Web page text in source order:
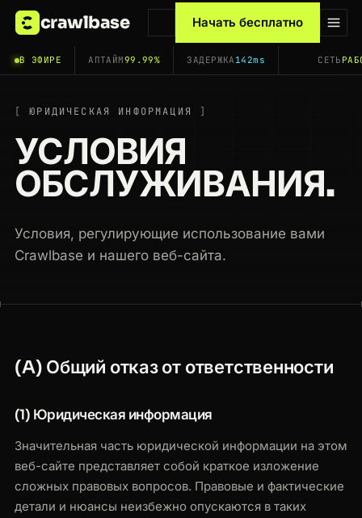
crawlbase Начать бесплатно
В ЭФИРЕ АПТАЙМ99.99% ЗАДЕРЖКА 142ms СЕТЬ
ЮРИДИЧЕСКАЯ ИНФОРМАЦИЯ
УСЛОВИЯ
ОБСЛУЖИВАНИЯ.
Условия, регулирующие использование вами
Crawlbase и нашего веб-сайта.
(A) Общий отказ от ответственности
(1) Юридическая информация
Значительная часть юридической информации на этом
веб-сайте представляет собой краткое изложение
сложных правовых вопросов. Правовые и фактические
детали и нюансы неизбежно опускаются в таких